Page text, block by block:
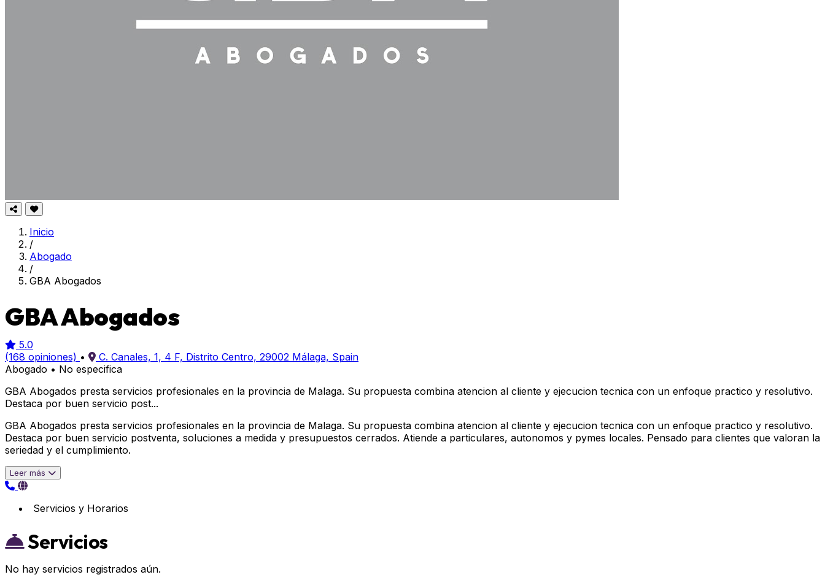
Inicio
/
Abogado
/
GBA Abogados
GBA Abogados
5.0
(168 opiniones) •
C. Canales, 1, 4 F, Distrito Centro, 29002 Málaga, Spain
Abogado • No especifica
GBA Abogados presta servicios profesionales en la provincia de Malaga. Su propuesta combina atencion al cliente y ejecucion tecnica con un enfoque practico y resolutivo.
Destaca por buen servicio post...
GBA Abogados presta servicios profesionales en la provincia de Malaga. Su propuesta combina atencion al cliente y ejecucion tecnica con un enfoque practico y resolutivo.
Destaca por buen servicio postventa, soluciones a medida y presupuestos cerrados. Atiende a particulares, autonomos y pymes locales. Pensado para clientes que valoran la
seriedad y el cumplimiento.
Leer más
Servicios y Horarios
Servicios
No hay servicios registrados aún.